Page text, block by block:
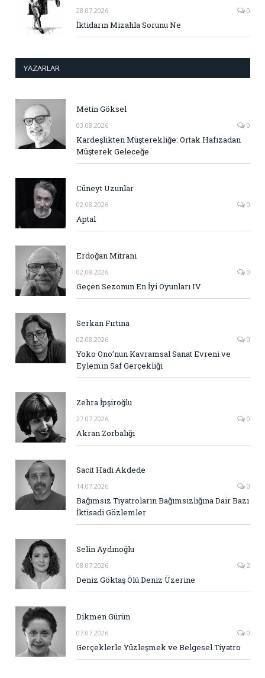
28.07.2026 0
İktidarın Mizahla Sorunu Ne
YAZARLAR
Metin Göksel
03.08.2026 0
Kardeşlikten Müşterekliğe: Ortak Hafızadan
Müşterek Geleceğe
Cüneyt Uzunlar
02.08.2026 0
Aptal
Erdoğan Mitrani
02.08.2026 0
Geçen Sezonun En İyi Oyunları IV
Serkan Fırtına
02.08.2026 0
Yoko Ono’nun Kavramsal Sanat Evreni ve
Eylemin Saf Gerçekliği
Zehra İpşiroğlu
27.07.2026 0
Akran Zorbalığı
Sacit Hadi Akdede
14.07.2026 0
Bağımsız Tiyatroların Bağımsızlığına Dair Bazı
İktisadi Gözlemler
Selin Aydınoğlu
08.07.2026 2
Deniz Göktaş Ölü Deniz Üzerine
Dikmen Gürün
07.07.2026 0
Gerçeklerle Yüzleşmek ve Belgesel Tiyatro